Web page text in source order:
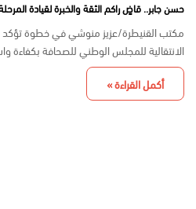
حسن جابر.. قاضٍ راكم الثقة والخبرة لقيادة
مكتب القنيطرة/عزيز منوشي في خطوة تؤكد
الانتقالية للمجلس الوطني للصحافة بكفاءة
أكمل القراءة »